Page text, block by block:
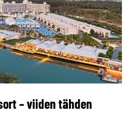
– viiden tähden